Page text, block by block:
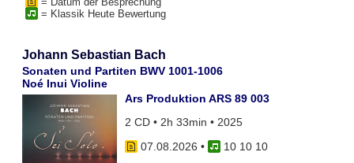
= Klassik Heute Bewertung
Johann Sebastian Bach
Sonaten und Partiten BWV 1001-1006
Noé Inui Violine
Ars Produktion ARS 89 003
2 CD • 2h 33min • 2025
07.08.2026 •
10 10 10